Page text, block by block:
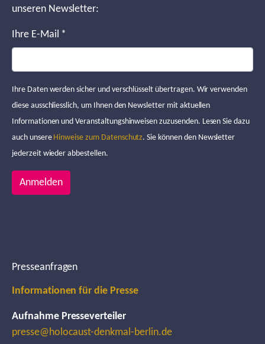
unseren Newsletter:
Ihre E-Mail *
Ihre Daten werden sicher und verschlüsselt übertragen. Wir verwenden
diese ausschliesslich, um Ihnen den Newsletter mit aktuellen
Informationen und Veranstaltungshinweisen zuzusenden. Lesen Sie dazu
auch unsere Hinweise zum Datenschutz. Sie können den Newsletter
jederzeit wieder abbestellen.
Anmelden
Presseanfragen
Informationen für die Presse
Aufnahme Presseverteiler
presse@holocaust-denkmal-berlin.de